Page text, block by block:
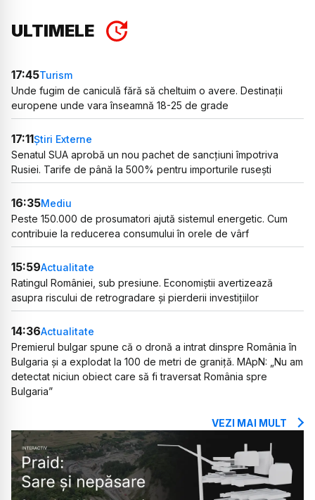
ULTIMELE
17:45Turism
Unde fugim de caniculă fără să cheltuim o avere. Destinații
europene unde vara înseamnă 18-25 de grade
17:11Știri Externe
Senatul SUA aprobă un nou pachet de sancțiuni împotriva
Rusiei. Tarife de până la 500% pentru importurile rusești
16:35Mediu
Peste 150.000 de prosumatori ajută sistemul energetic. Cum
contribuie la reducerea consumului în orele de vârf
15:59Actualitate
Ratingul României, sub presiune. Economiștii avertizează
asupra riscului de retrogradare și pierderii investițiilor
14:36Actualitate
Premierul bulgar spune că o dronă a intrat dinspre România în
Bulgaria și a explodat la 100 de metri de graniță. MApN: „Nu am
detectat niciun obiect care să fi traversat România spre
Bulgaria”
VEZI MAI MULT